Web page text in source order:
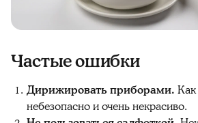
Частые ошибки
Дирижировать приборами.
небезопасно и очень некрасиво.